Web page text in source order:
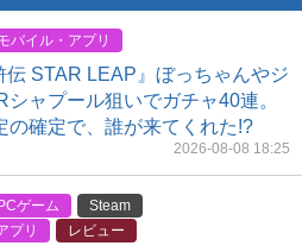
バイル・アプリ
伝 STAR LEAP』ぼっちゃんやジ
シャプール狙いでガチャ40連。
の確定で、誰が来てくれた!?
2026-08-08 18:25
ゲーム
Steam
プリ
レビュー